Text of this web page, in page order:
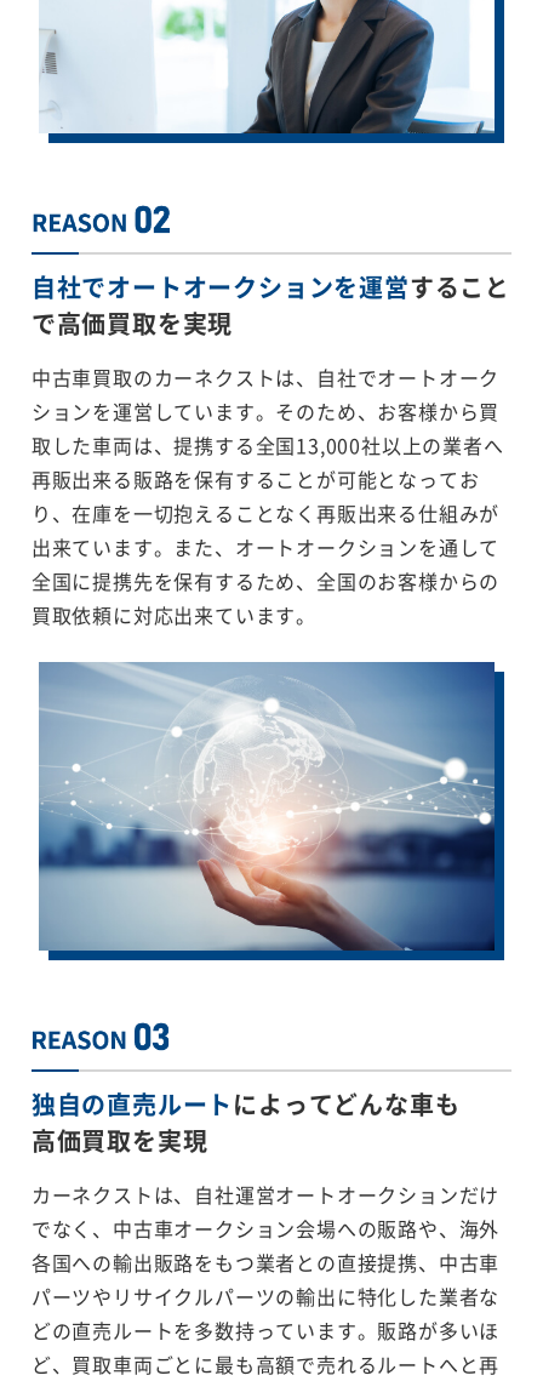
自社でオートオークションを運営すること
で高価買取を実現
中古車買取のカーネクストは、自社でオートオーク
ションを運営しています。そのため、お客様から買
取した車両は、提携する全国13,000社以上の業者へ
再販出来る販路を保有することが可能となってお
り、在庫を一切抱えることなく再販出来る仕組みが
出来ています。また、オートオークションを通して
全国に提携先を保有するため、全国のお客様からの
買取依頼に対応出来ています。
独自の直売ルートによってどんな車も
高価買取を実現
カーネクストは、自社運営オートオークションだけ
でなく、中古車オークション会場への販路や、海外
各国への輸出販路をもつ業者との直接提携、中古車
パーツやリサイクルパーツの輸出に特化した業者な
どの直売ルートを多数持っています。販路が多いほ
ど、買取車両ごとに最も高額で売れるルートへと再